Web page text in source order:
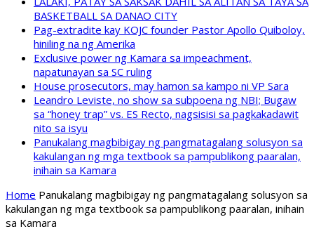
BASKETBALL SA DANAO CITY
Pag-extradite kay KOJC founder Pastor Apollo Quiboloy,
hiniling na ng Amerika
Exclusive power ng Kamara sa impeachment,
napatunayan sa SC ruling
House prosecutors, may hamon sa kampo ni VP Sara
Leandro Leviste, no show sa subpoena ng NBI; Bugaw
sa “honey trap” vs. ES Recto, nagsisisi sa pagkakadawit
nito sa isyu
Panukalang magbibigay ng pangmatagalang solusyon sa
kakulangan ng mga textbook sa pampublikong paaralan,
inihain sa Kamara
Home Panukalang magbibigay ng pangmatagalang solusyon sa
kakulangan ng mga textbook sa pampublikong paaralan, inihain
sa Kamara